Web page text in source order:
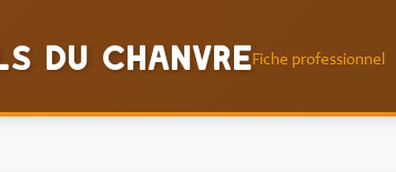
du ChanvreFiche professionnel